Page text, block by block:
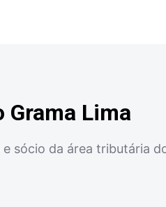
Grama Lima
sócio da área tributária